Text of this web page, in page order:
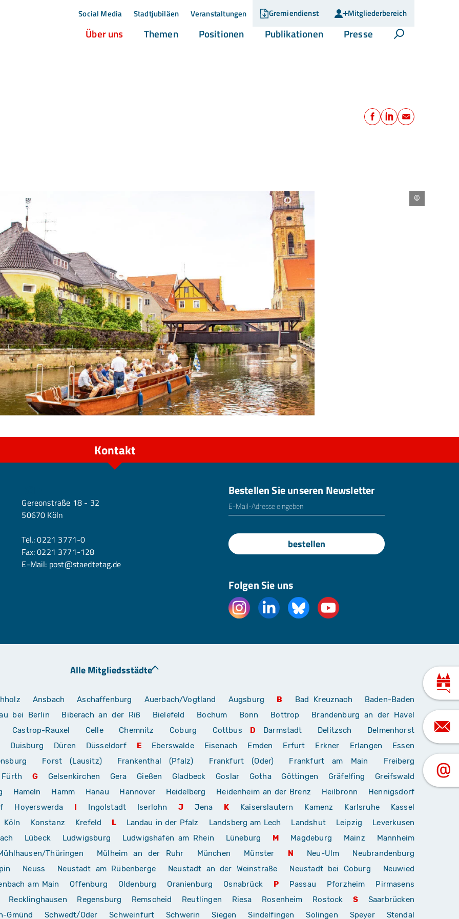
Social Media Stadtjubiläen Veranstaltungen Gremiendienst Mitgliederbereich
Über uns(current)Themen(current)Positionen(current)Publikationen(current)Presse (current)Suche öffnen
Teilen
Facebook
LinkedIn
E-Mail
Sandner
Kontakt
Gereonstraße 18 - 32
50670 Köln
Tel.:0221 3771-0
Fax: 0221 3771-128
E-Mail: post@staedtetag.de
Bestellen Sie unseren Newsletter
E-Mailadresse
bestellen
Folgen Sie uns
Alle Mitgliedsstädte
Ansbach Aschaffenburg Auerbach/Vogtland Augsburg B Bad Kreuznach
Baden-Baden
bei Berlin
Biberach an der Riß Bielefeld Bochum Bonn Bottrop
Brandenburg an der Havel
Castrop-Rauxel
Celle Chemnitz Coburg Cottbus D Darmstadt Delitzsch
Delmenhorst
Duisburg
Düren Düsseldorf E Eberswalde Eisenach Emden Erfurt Erkner Erlangen
Essen
Forst (Lausitz) Frankenthal (Pfalz) Frankfurt (Oder) Frankfurt am Main
Freiberg
Fürth
G Gelsenkirchen Gera Gießen Gladbeck Goslar Gotha Göttingen Gräfelfing
Greifswald
Hameln Hamm Hanau Hannover Heidelberg Heidenheim an der Brenz Heilbronn
Hennigsdorf
Hoyerswerda Ingolstadt Iserlohn J Jena K Kaiserslautern Kamenz Karlsruhe
Kassel
Köln
Konstanz Krefeld L Landau in der Pfalz Landsberg am Lech Landshut Leipzig
Leverkusen
Lübeck Ludwigsburg Ludwigshafen am Rhein Lüneburg M Magdeburg Mainz
Mannheim
Thüringen
Mülheim an der Ruhr München Münster N Neu-Ulm
Neubrandenburg
Neuss Neustadt am Rübenberge Neustadt an der Weinstraße Neustadt bei Coburg
Neuwied
am Main
Offenburg Oldenburg Oranienburg Osnabrück P Passau Pforzheim
Pirmasens
Recklinghausen
Regensburg Remscheid Reutlingen Riesa Rosenheim Rostock S
Saarbrücken
Gmünd
Schwedt/Oder Schweinfurt Schwerin Siegen Sindelfingen Solingen Speyer Stendal